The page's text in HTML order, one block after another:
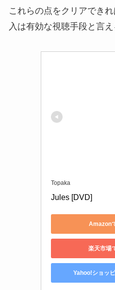
これらの点をクリアでき
入は有効な視聴手段と言え
Topaka
Jules [DVD]
Amazon
楽天市場
Yahoo!ショッ